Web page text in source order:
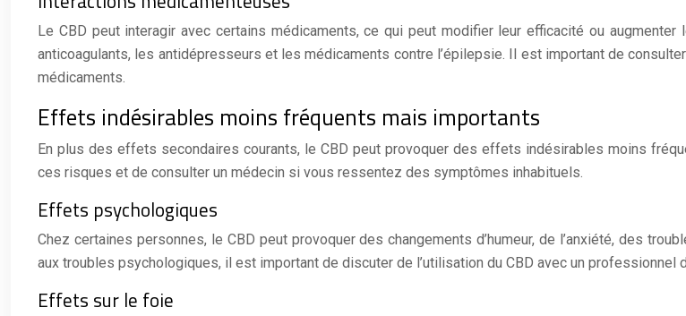
Le CBD peut interagir avec certains médicaments, ce qui peut modifier leur efficacité ou
anticoagulants, les antidépresseurs et les médicaments contre l’épilepsie. Il est important de
médicaments.
Effets indésirables moins fréquents mais importants
En plus des effets secondaires courants, le CBD peut provoquer des effets indésirables moins
ces risques et de consulter un médecin si vous ressentez des symptômes inhabituels.
Effets psychologiques
Chez certaines personnes, le CBD peut provoquer des changements d’humeur, de l’anxiété, des
aux troubles psychologiques, il est important de discuter de l’utilisation du CBD avec un professionnel
Effets sur le foie